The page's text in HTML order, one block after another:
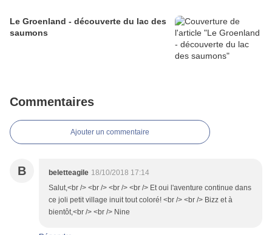
Le Groenland - découverte du lac des
saumons
Commentaires
Ajouter un commentaire
B beletteagile 18/10/2018 17:14
Salut,<br /> <br /> <br /> <br /> Et oui l'aventure continue dans
ce joli petit village inuit tout coloré! <br /> <br /> Bizz et à
bientôt,<br /> <br /> Nine